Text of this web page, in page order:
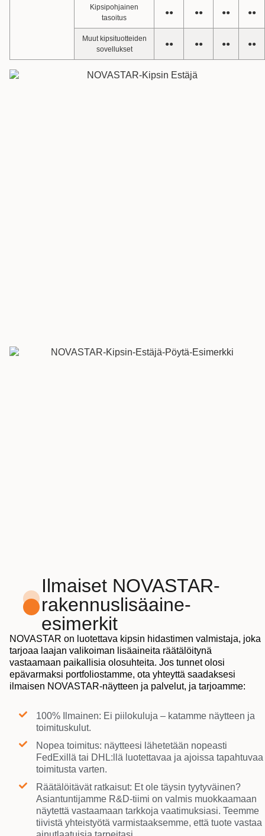
Kipsipohjainen
tasoitus
●● ●● ●● ●●
Muut kipsituotteiden
sovellukset
●● ●● ●● ●●
Ilmaiset NOVASTAR-
rakennuslisäaine-
esimerkit
NOVASTAR on luotettava kipsin hidastimen valmistaja, joka
tarjoaa laajan valikoiman lisäaineita räätälöitynä
vastaamaan paikallisia olosuhteita. Jos tunnet olosi
epävarmaksi portfoliostamme, ota yhteyttä saadaksesi
ilmaisen NOVASTAR-näytteen ja palvelut, ja tarjoamme:
100% Ilmainen: Ei piilokuluja – katamme näytteen ja
toimituskulut.
Nopea toimitus: näytteesi lähetetään nopeasti
FedExillä tai DHL:llä luotettavaa ja ajoissa tapahtuvaa
toimitusta varten.
Räätälöitävät ratkaisut: Et ole täysin tyytyväinen?
Asiantuntijamme R&D-tiimi on valmis muokkaamaan
näytettä vastaamaan tarkkoja vaatimuksiasi. Teemme
tiivistä yhteistyötä varmistaaksemme, että tuote vastaa